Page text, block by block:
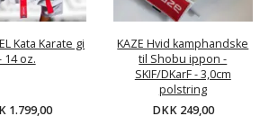
Kata Karate gi
14 oz.
1.799,00
KAZE Hvid kamphandske
til Shobu ippon -
SKIF/DKarF - 3,0cm
polstring
DKK 249,00